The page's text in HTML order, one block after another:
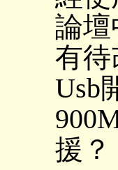
論壇
有待
Usb
援？